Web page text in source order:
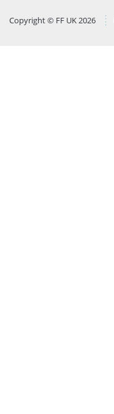
Copyright © FF UK 2026